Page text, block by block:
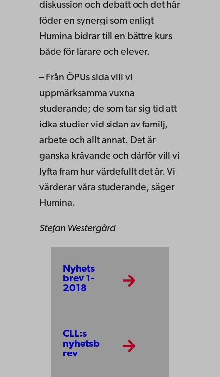
diskussion och debatt och det här
föder en synergi som enligt
Humina bidrar till en bättre kurs
både för lärare och elever.
– Från ÖPUs sida vill vi
uppmärksamma vuxna
studerande; de som tar sig tid att
idka studier vid sidan av familj,
arbete och allt annat. Det är
ganska krävande och därför vill vi
lyfta fram hur värdefullt det är. Vi
värderar våra studerande, säger
Humina.
Stefan Westergård
Nyhets
brev 1-
2018
CLL:s
nyhetsb
rev